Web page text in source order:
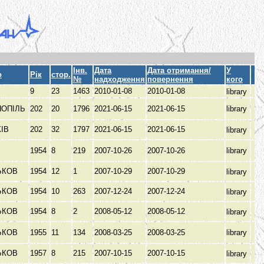
Рік стор.
Інв.
№
Дата
надходження
Дата отримання/
повернення
У
кого
9 23 1463 2010-01-08 2010-01-08
library
202 20 1796 2021-06-15 2021-06-15 library
202 32 1797 2021-06-15 2021-06-15 library
1954 8 219 2007-10-26 2007-10-26 library
1954 12 1 2007-10-29 2007-10-29 library
1954 10 263 2007-12-24 2007-12-24 library
1954 8 2 2008-05-12 2008-05-12 library
1955 11 134 2008-03-25 2008-03-25 library
1957 8 215 2007-10-15 2007-10-15 library